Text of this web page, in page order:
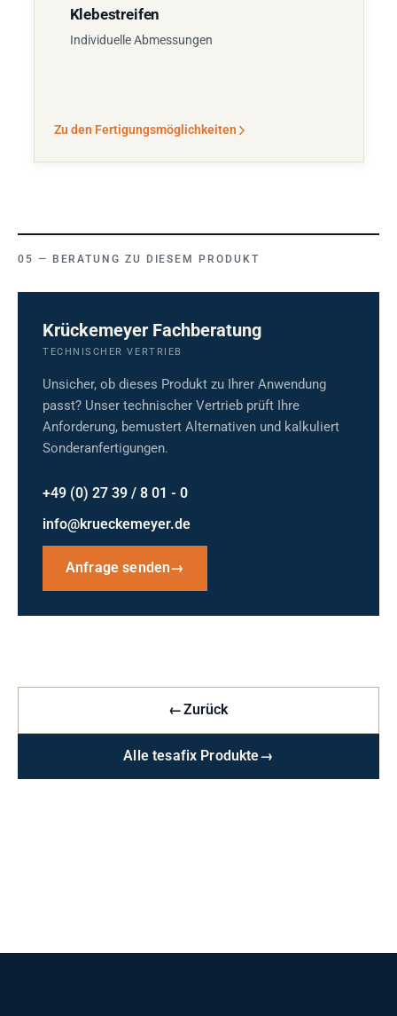
Klebestreifen
Individuelle Abmessungen
Zu den Fertigungsmöglichkeiten
BERATUNG ZU DIESEM PRODUKT
Krückemeyer Fachberatung
TECHNISCHER VERTRIEB
Unsicher, ob dieses Produkt zu Ihrer Anwendung
passt? Unser technischer Vertrieb prüft Ihre
Anforderung, bemustert Alternativen und kalkuliert
Sonderanfertigungen.
+49 (0) 27 39 / 8 01 - 0
info@krueckemeyer.de
Anfrage senden→
←Zurück
Alle tesafix Produkte→